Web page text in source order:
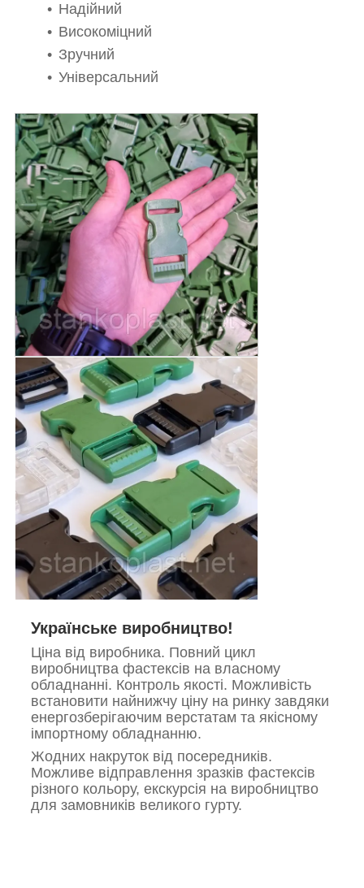
Надійний
Високоміцний
Зручний
Універсальний
Українське виробництво!
Ціна від виробника. Повний цикл
виробництва фастексів на власному
обладнанні. Контроль якості. Можливість
встановити найнижчу ціну на ринку завдяки
енергозберігаючим верстатам та якісному
імпортному обладнанню.
Жодних накруток від посередників.
Можливе відправлення зразків фастексів
різного кольору, екскурсія на виробництво
для замовників великого гурту.